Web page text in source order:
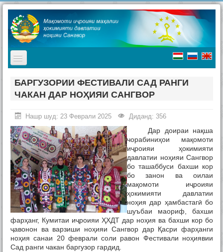
TPL_PROTOSTAR_TOGGLE_MENU
Мақомоти иҷроия
Таърих
Ҷашнҳо дар ноҳия
Ташриф ба ноҳия
Туризм
Хабарҳо
Наворҳо
Тамос
БАРГУЗОРИИ ФЕСТИВАЛИ САД РАНГИ
ЧАКАН ДАР НОҲИЯИ САНГВОР
Нашр шуд: 23 Феврали 2025 Диданд: 356
Дар доираи нақша
чорабиниҳои мақомоти
иҷроияи ҳокимияти
давлатии ноҳияи Сангвор
бо ташаббуси бахши кор
бо занон ва оилаи
мақомоти иҷроияи
ҳокимияти давлатии
ноҳия дар ҳамбастагӣ бо
шуъбаи маориф, бахши
фарҳанг, Кумитаи иҷроияи ҲХДТ дар ноҳия ва бахши кор бо
ҷавонон ва варзиши ноҳияи Сангвор дар Қасри фарҳанги
ноҳия санаи 20 феврали соли равон Фестивали ноҳиявии
Сад ранги чакан баргузор гардид.